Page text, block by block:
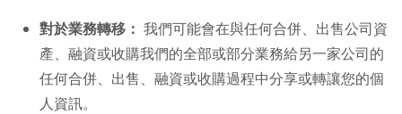
對於業務轉移： 我們可能會在與任何合併、出售公司資
產、融資或收購我們的全部或部分業務給另一家公司的
任何合併、出售、融資或收購過程中分享或轉讓您的個
人資訊。